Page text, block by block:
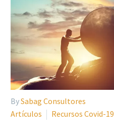
BySabag Consultores
Artículos
Recursos Covid-19